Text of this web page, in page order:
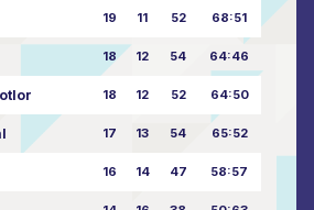
19 11 52 68:51
18 12 54 64:46
18 12 52 64:50
17 13 54 65:52
16 14 47 58:57